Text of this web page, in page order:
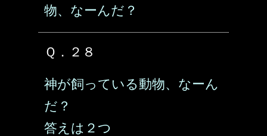
物、なーんだ？
Ｑ．２８
神が飼っている動物、なーん
だ？
答えは２つ